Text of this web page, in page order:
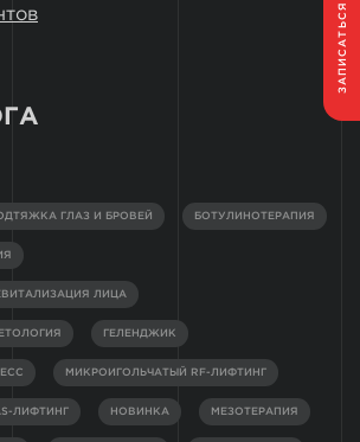
ЗАПИСАТЬСЯ
ГЛАЗ И БРОВЕЙ БОТУЛИНОТЕРАПИЯ
ЛИЦА
ГЕЛЕНДЖИК
МИКРОИГОЛЬЧАТЫЙ RF-ЛИФТИНГ
ЛИФТИНГ НОВИНКА МЕЗОТЕРАПИЯ